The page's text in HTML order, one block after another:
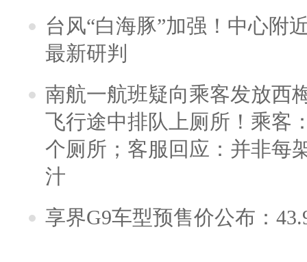
台风“白海豚”加强！中心附
最新研判
南航一航班疑向乘客发放西
飞行途中排队上厕所！乘客
个厕所；客服回应：并非每
汁
享界G9车型预售价公布：